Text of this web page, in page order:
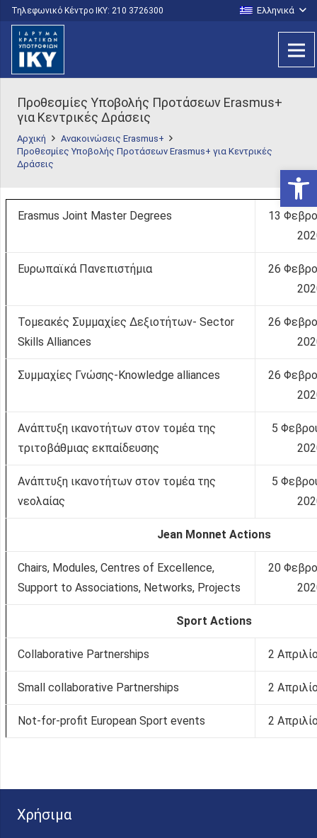
Τηλεφωνικό Κέντρο IKY: 210 3726300 Ελληνικά
Προθεσμίες Υποβολής Προτάσεων Erasmus+
για Κεντρικές Δράσεις
Αρχική
Ανακοινώσεις Erasmus+
Προθεσμίες Υποβολής Προτάσεων Erasmus+ για Κεντρικές
Δράσεις
Erasmus Joint Master Degrees
13
Ευρωπαϊκά Πανεπιστήμια
26
Τομεακές Συμμαχίες Δεξιοτήτων- Sector
Skills Alliances
26
Συμμαχίες Γνώσης-Knowledge alliances
26
Ανάπτυξη ικανοτήτων στον τομέα της
τριτοβάθμιας εκπαίδευσης
5
Ανάπτυξη ικανοτήτων στον τομέα της
νεολαίας
5
Jean Monnet Actions
Chairs, Modules, Centres of Excellence,
Support to Associations, Networks, Projects
20
Sport Actions
Collaborative Partnerships 2
Small collaborative Partnerships 2
Not-for-profit European Sport events 2
Χρήσιμα